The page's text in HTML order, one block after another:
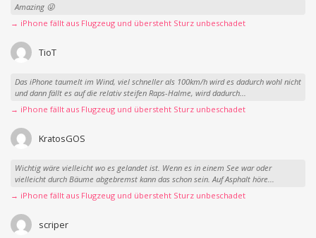
Amazing 😜
→ iPhone fällt aus Flugzeug und übersteht Sturz unbeschadet
TioT
Das iPhone taumelt im Wind, viel schneller als 100km/h wird es dadurch wohl nicht
und dann fällt es auf die relativ steifen Raps-Halme, wird dadurch...
→ iPhone fällt aus Flugzeug und übersteht Sturz unbeschadet
KratosGOS
Wichtig wäre vielleicht wo es gelandet ist. Wenn es in einem See war oder
vielleicht durch Bäume abgebremst kann das schon sein. Auf Asphalt höre...
→ iPhone fällt aus Flugzeug und übersteht Sturz unbeschadet
scriper